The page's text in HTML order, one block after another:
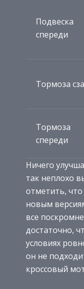
Подвеска
спереди
Тормоза
Тормоза
спереди
Ничего
так неплохо
отметить, что
новым
все
достаточно,
условиях
он не
кроссовый